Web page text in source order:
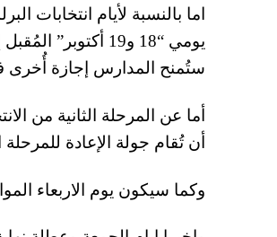
ستُمنح المدارس إجازة أُخرى في جولة
أن تُقام جولة الإعادة للمرحلة الثانية في
وكما سيكون يوم الاربعاء الموافق 23 ديسمبر 2015 اجازة رسمية للاحتفال بالمولد